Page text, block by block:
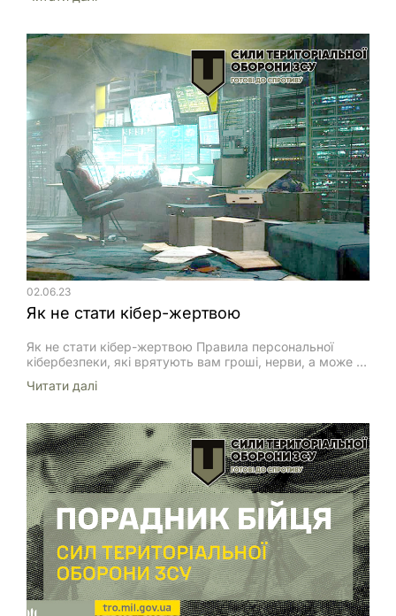
впливу об’єднана вогнева підтримка (далі – ОВгП)
може охоплювати (включати) дії засобів інженерних
військ, радіоелектронний вплив, а також вплив у
кібернетичному та інформаційному […]
02.06.23
Як не стати кібер-жертвою
Як не стати кібер-жертвою Правила персональної
кібербезпеки, які врятують вам гроші, нерви, а може й
життя. Ця пам’ятка – результат роботи спеціалістів з
кібербезпеки, які мають багаторічний досвід побудови,
додатків та мереж. Ці настанови надаються «як є»,
автори не несуть відповідальності за ваші дії або
бездіяльність. Ви можете поширювати […]
Читати далi